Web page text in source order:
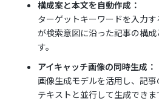
構成案と本文を自動作成：
ターゲットキーワードを入力
が検索意図に沿った記事の構
す。
アイキャッチ画像の同時生成：
画像生成モデルを活用し、記
テキストと並行して生成できま